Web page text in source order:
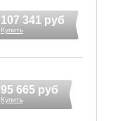
107 341 руб
Купить
95 665 руб
Купить